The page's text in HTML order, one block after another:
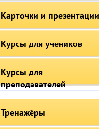
Карточки и презентации
Курсы для учеников
Курсы для
преподавателей
Тренажёры